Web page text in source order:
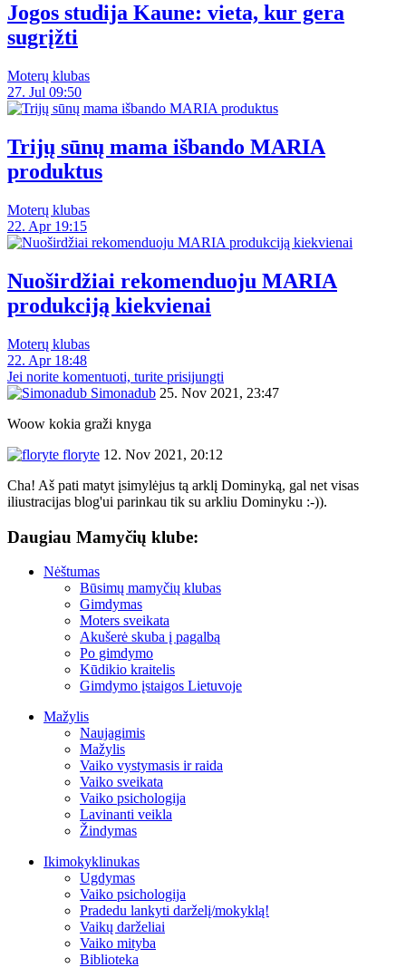
Jogos studija Kaune: vieta, kur gera
sugrįžti
Moterų klubas
27. Jul 09:50
Trijų sūnų mama išbando MARIA
produktus
Moterų klubas
22. Apr 19:15
Nuoširdžiai rekomenduoju MARIA
produkciją kiekvienai
Moterų klubas
22. Apr 18:48
Jei norite komentuoti, turite prisijungti
Simonadub 25. Nov 2021, 23:47
Woow kokia graži knyga
floryte 12. Nov 2021, 20:12
Cha! Aš pati matyt įsimylėjus tą arklį Dominyką, gal net visas
iliustracijas blog'ui parinkau tik su arkliu Dominyku :-)).
Daugiau Mamyčių klube:
Nėštumas
Būsimų mamyčių klubas
Gimdymas
Moters sveikata
Akušerė skuba į pagalbą
Po gimdymo
Kūdikio kraitelis
Gimdymo įstaigos Lietuvoje
Mažylis
Naujagimis
Mažylis
Vaiko vystymasis ir raida
Vaiko sveikata
Vaiko psichologija
Lavinanti veikla
Žindymas
Ikimokyklinukas
Ugdymas
Vaiko psichologija
Pradedu lankyti darželį/mokyklą!
Vaikų darželiai
Vaiko mityba
Biblioteka